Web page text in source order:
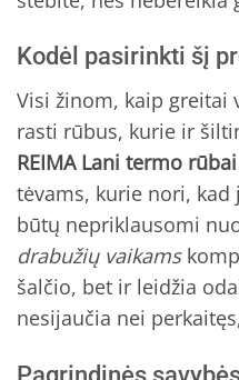
Kodėl pasirinkti šį
Visi žinom, kaip greitai
rasti rūbus, kurie ir
REIMA Lani termo rūbai
tėvams, kurie nori,
būtų nepriklausomi
drabužių vaikams
šalčio, bet ir leidžia
nesijaučia nei